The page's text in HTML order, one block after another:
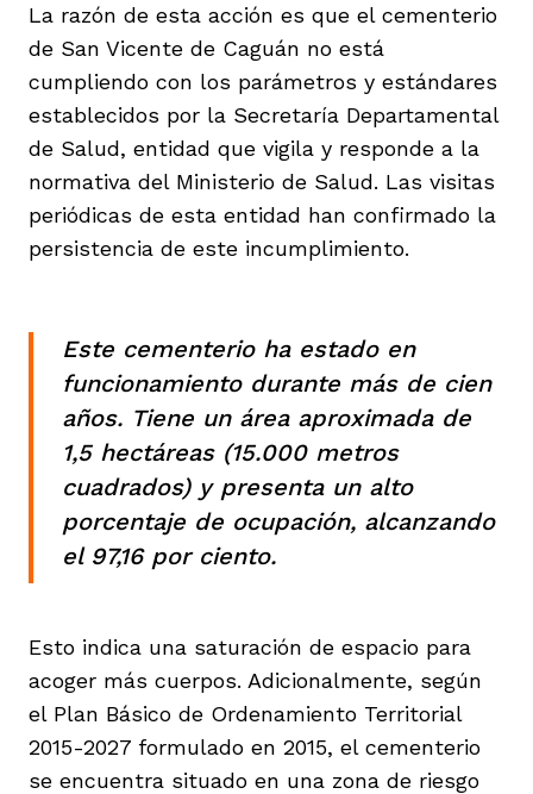
La razón de esta acción es que el cementerio
de San Vicente de Caguán no está
cumpliendo con los parámetros y estándares
establecidos por la Secretaría Departamental
de Salud, entidad que vigila y responde a la
normativa del Ministerio de Salud. Las visitas
periódicas de esta entidad han confirmado la
persistencia de este incumplimiento.
Este cementerio ha estado en
funcionamiento durante más de cien
años. Tiene un área aproximada de
1,5 hectáreas (15.000 metros
cuadrados) y presenta un alto
porcentaje de ocupación, alcanzando
el 97,16 por ciento.
Esto indica una saturación de espacio para
acoger más cuerpos. Adicionalmente, según
el Plan Básico de Ordenamiento Territorial
2015-2027 formulado en 2015, el cementerio
se encuentra situado en una zona de riesgo